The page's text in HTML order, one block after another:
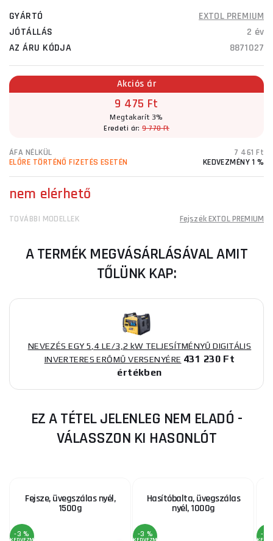
GYÁRTÓ
EXTOL PREMIUM
JÓTÁLLÁS
2 év
AZ ÁRU KÓDJA
8871027
Akciós ár
9 475 Ft
Megtakarít 3%
Eredeti ár:9 770 Ft
ÁFA NÉLKÜL
7 461 Ft
ELŐRE TÖRTÉNŐ FIZETÉS ESETÉN
KEDVEZMÉNY 1 %
nem elérhető
TOVÁBBI MODELLEK Fejszék EXTOL PREMIUM
A TERMÉK MEGVÁSÁRLÁSÁVAL AMIT
TŐLÜNK KAP:
NEVEZÉS EGY 5,4 LE/3,2 kW TELJESÍTMÉNYŰ DIGITÁLIS
INVERTERES ERŐMŰ VERSENYÉRE 431 230 Ft
értékben
EZ A TÉTEL JELENLEG NEM ELADÓ -
VÁLASSZON KI HASONLÓT
Fejsze, üvegszálas nyél,
1500g
-3 %
Hasítóbalta, üvegszálas
nyél, 1000g
-3 % -3